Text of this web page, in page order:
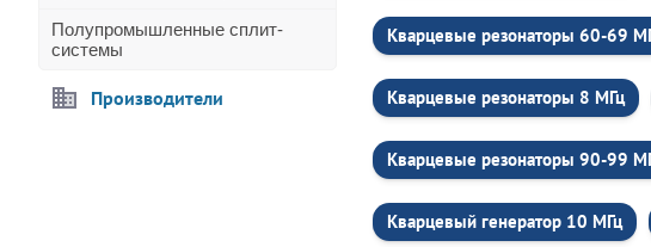
Полупромышленные сплит-
системы
Производители
Кварцевые резонаторы 60-69
Кварцевые резонаторы 8 МГц
Кварцевые резонаторы 90-99
Кварцевый генератор 10 МГц